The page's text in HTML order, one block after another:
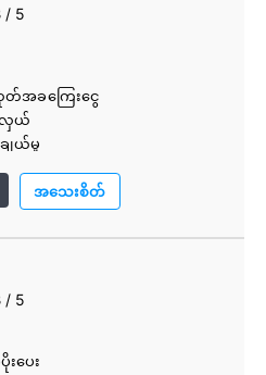
ေး
၏ကြီးမားသောစာရင်း
/ 5
အခကြေးငွေ
လှယ်
ချယ်မှု
င်သည်။
မှုမရှိပါ။
ထွက်နှုန်းများကိုရယူနိုင်စွမ်း
အသေးစိတ်
/ 5
းပေး